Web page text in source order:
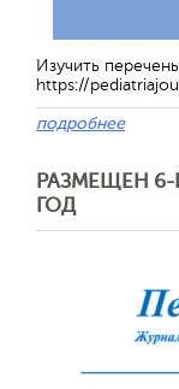
Изучить
https://
подробнее
РАЗМЕЩЕН
ГОД